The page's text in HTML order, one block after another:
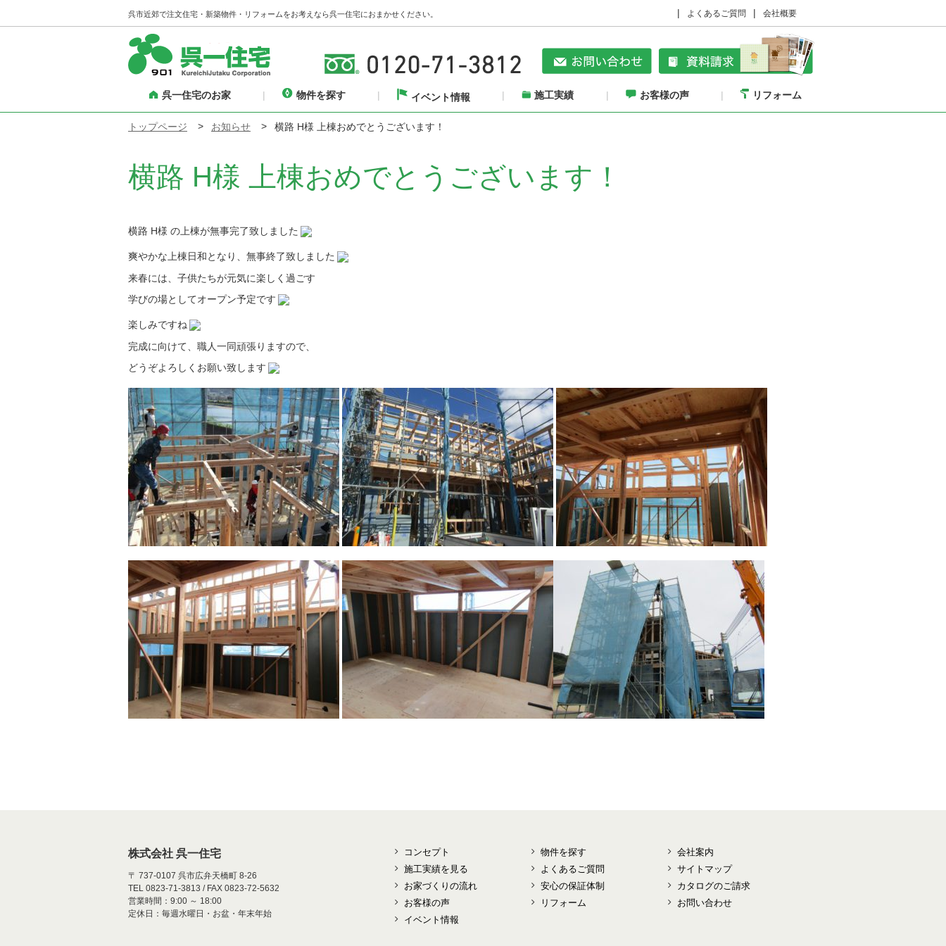
呉市近郊で注文住宅・新築物件・リフォームをお考えなら呉一住宅におまかせください。 よくあるご質問 会社概要
呉一住宅のお家 物件を探す イベント情報 施工実績 お客様の声 リフォーム
トップページ お知らせ 横路 H様 上棟おめでとうございます！
横路 H様 上棟おめでとうございます！
横路 H様 の上棟が無事完了致しました
爽やかな上棟日和となり、 無事終了致しました
来春には、子供たちが元気に楽しく過ごす
学びの場としてオープン予定です
楽しみですね
完成に向けて、職人一同頑張りますので、
どうぞよろしくお願い致します
株式会社 呉一住宅
〒 737-0107 呉市広弁天橋町 8-26
TEL 0823-71-3813 / FAX 0823-72-5632
営業時間：9:00 ～ 18:00
定休日：毎週水曜日・お盆・年末年始
コンセプト
施工実績を見る
お家づくりの流れ
お客様の声
イベント情報
物件を探す
よくあるご質問
安心の保証体制
リフォーム
会社案内
サイトマップ
カタログのご請求
お問い合わせ